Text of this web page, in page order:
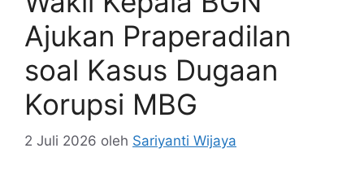
Ajukan Praperadilan
soal Kasus Dugaan
Korupsi MBG
2 Juli 2026 oleh Sariyanti Wijaya